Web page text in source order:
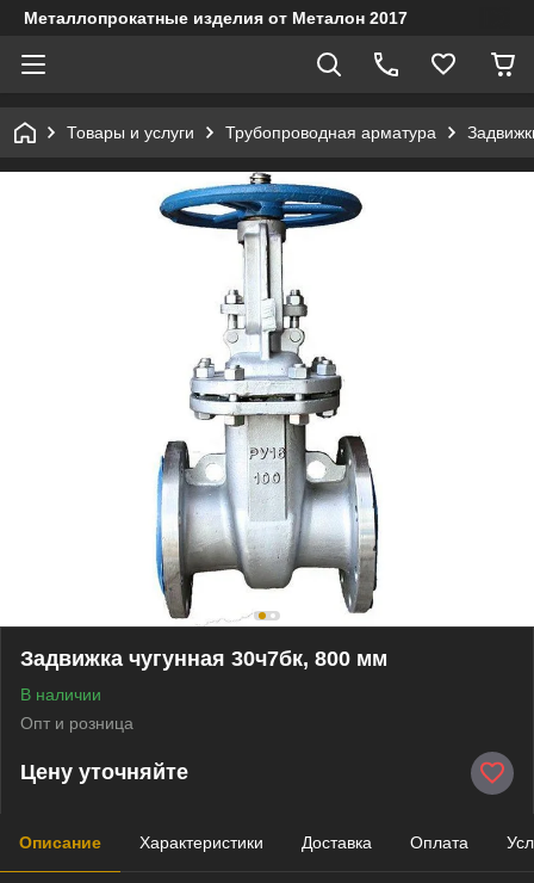
Металлопрокатные изделия от Металон 2017
Товары и услуги Трубопроводная арматура
Задвижка чугунная 30ч7бк, 800 мм
В наличии
Опт и розница
Цену уточняйте
Описание Характеристики Доставка Оплата